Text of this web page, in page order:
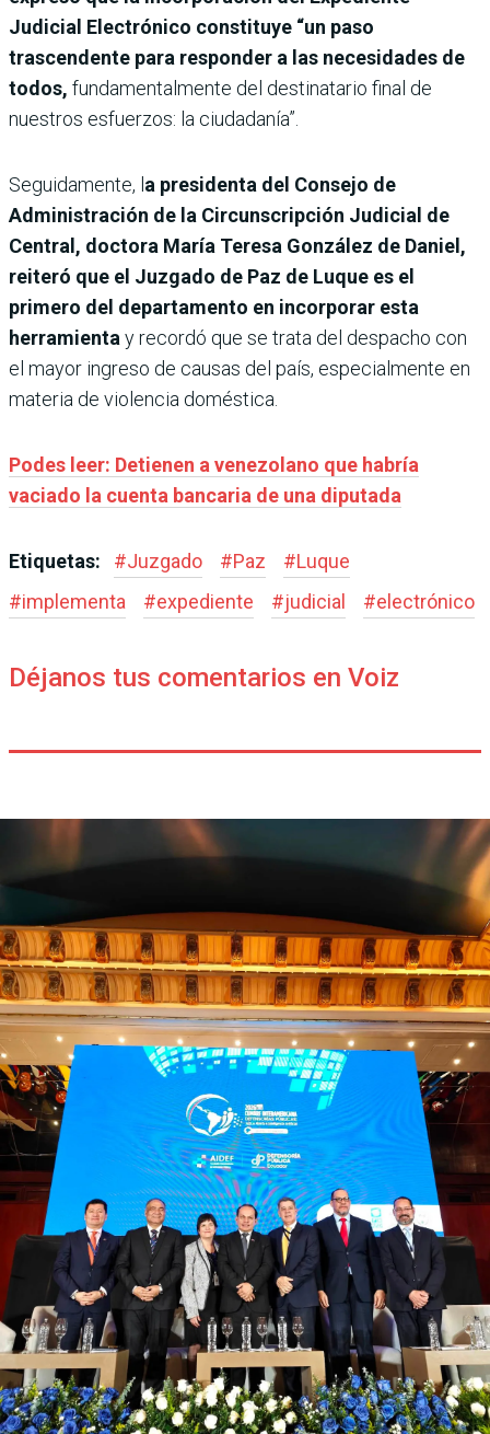
Judicial Electrónico constituye “un paso
trascendente para responder a las necesidades de
todos, fundamentalmente del destinatario final de
nuestros esfuerzos: la ciudadanía”.
Seguidamente, l a presidenta del Consejo de
Administración de la Circunscripción Judicial de
Central, doctora María Teresa González de Daniel,
reiteró que el Juzgado de Paz de Luque es el
primero del departamento en incorporar esta
herramienta y recordó que se trata del despacho con
el mayor ingreso de causas del país, especialmente en
materia de violencia doméstica.
Podes leer: Detienen a venezolano que habría
vaciado la cuenta bancaria de una diputada
Etiquetas: #Juzgado #Paz #Luque
#implementa #expediente #judicial #electrónico
Déjanos tus comentarios en Voiz